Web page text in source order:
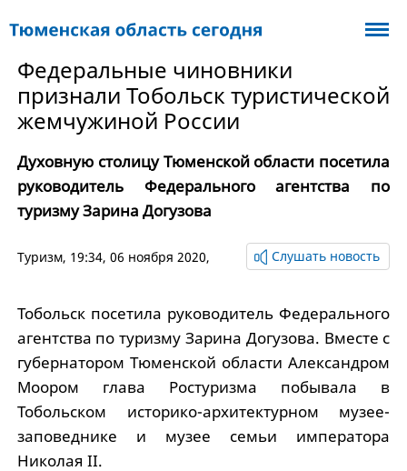
Федеральные чиновники
признали Тобольск туристической
жемчужиной России
Духовную столицу Тюменской области посетила
руководитель Федерального агентства по
туризму Зарина Догузова
Туризм, 19:34, 06 ноября 2020, Слушать новость
Тобольск посетила руководитель Федерального
агентства по туризму Зарина Догузова. Вместе с
губернатором Тюменской области Александром
Моором глава Ростуризма побывала в
Тобольском историко-архитектурном музее-
заповеднике и музее семьи императора
Николая II.